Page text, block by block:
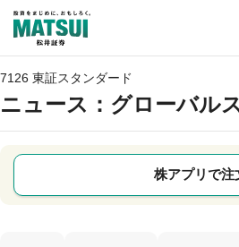
7126 東証スタンダード
ニュース ：グローバル
株アプリで注